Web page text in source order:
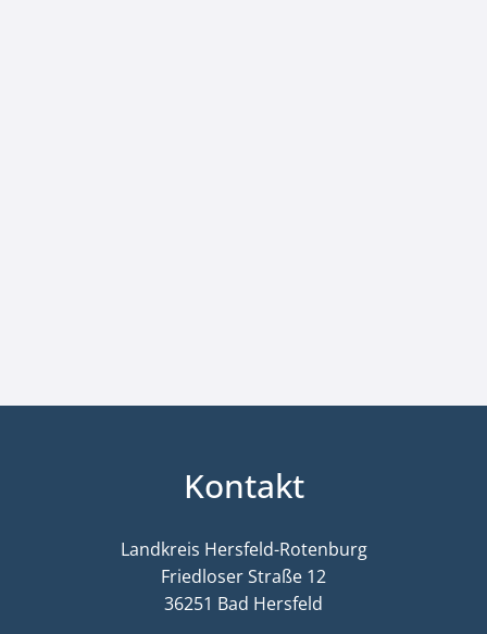
Kontakt
Landkreis Hersfeld-Rotenburg
Friedloser Straße 12
36251 Bad Hersfeld